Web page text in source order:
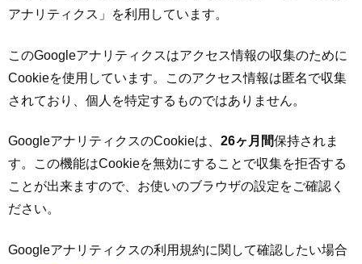
アナリティクス」を利用しています。
このGoogleアナリティクスはアクセス情報の収集のために
Cookieを使用しています。このアクセス情報は匿名で収集
されており、個人を特定するものではありません。
GoogleアナリティクスのCookieは、 26ヶ月間保持されま
す。この機能はCookieを無効にすることで収集を拒否する
ことが出来ますので、お使いのブラウザの設定をご確認く
ださい。
Googleアナリティクスの利用規約に関して確認したい場合